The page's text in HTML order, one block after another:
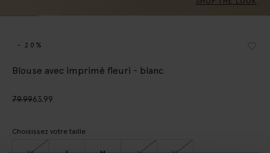
- 20%
Blouse avec imprimé fleuri - blanc
79.9963.99
Choisissez votre taille